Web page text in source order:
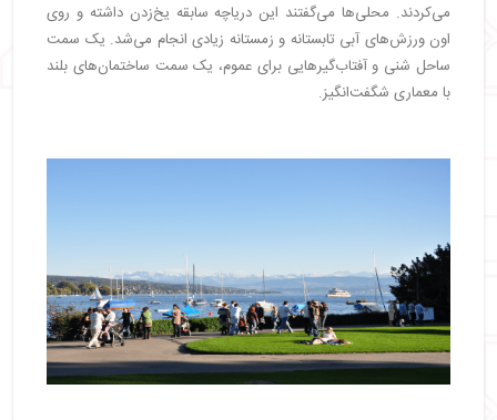
می‌کردند. محلی‌ها می‌گفتند این دریاچه سابقه یخ‌زدن داشته و روی
اون ورزش‌های آبی تابستانه و زمستانه زیادی انجام می‌شد. یک سمت
ساحل شنی و آفتاب‌گیرهایی برای عموم، یک سمت ساختمان‌های بلند
با معماری شگفت‌انگیز.